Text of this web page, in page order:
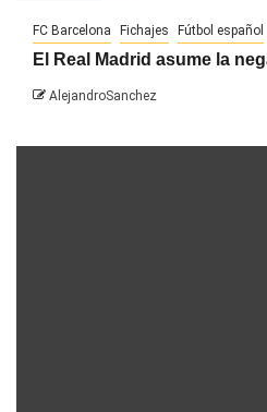
FC Barcelona Fichajes Fútbol español
El Real Madrid asume la
AlejandroSanchez